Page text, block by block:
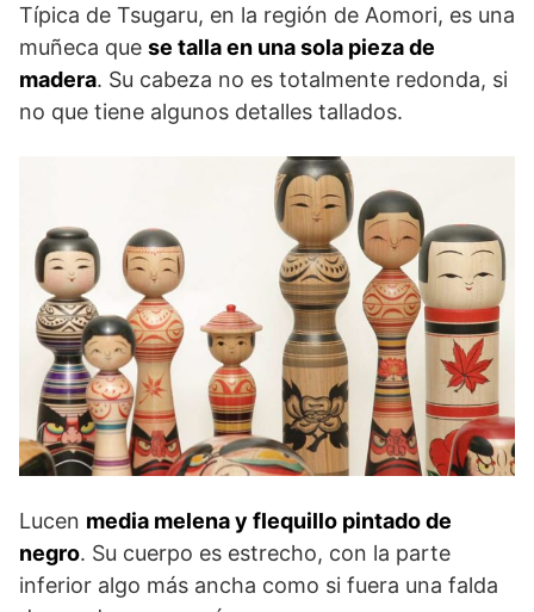
Típica de Tsugaru, en la región de Aomori, es una
muñeca que se talla en una sola pieza de
madera. Su cabeza no es totalmente redonda, si
no que tiene algunos detalles tallados.
Lucen media melena y flequillo pintado de
negro. Su cuerpo es estrecho, con la parte
inferior algo más ancha como si fuera una falda